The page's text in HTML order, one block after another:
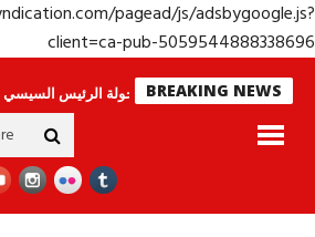
pagead/js/
client=ca-pub-
BREAKING NEWS
لا ينامون جولة الرئيس السيسي الخليجية..